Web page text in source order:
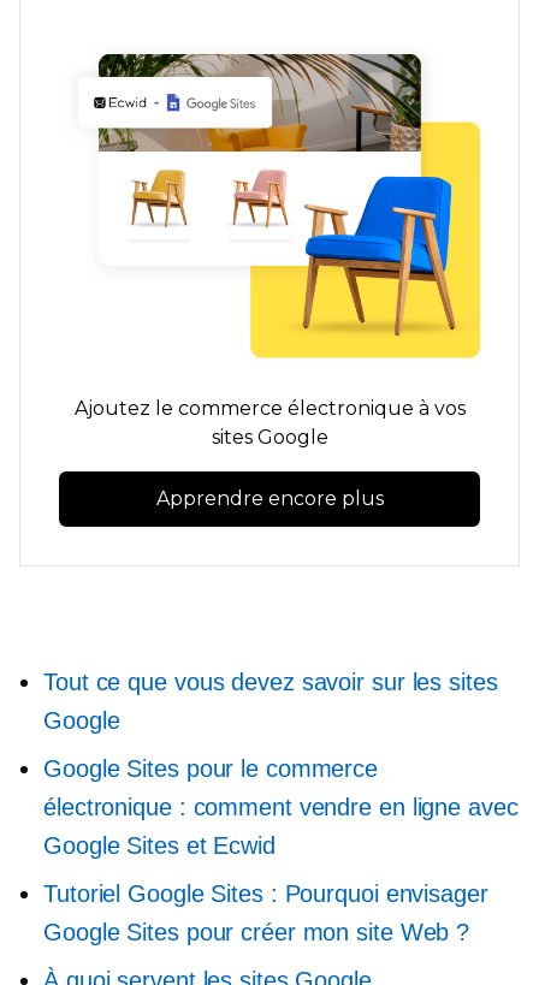
Ajoutez le commerce électronique à vos
sites Google
Apprendre encore plus
Tout ce que vous devez savoir sur les sites
Google
Google Sites pour le commerce
électronique : comment vendre en ligne avec
Google Sites et Ecwid
Tutoriel Google Sites : Pourquoi envisager
Google Sites pour créer mon site Web ?